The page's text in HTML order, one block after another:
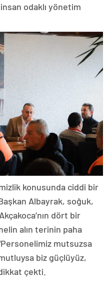
odaklı yönetim
konusunda ciddi bir
Albayrak, soğuk,
dört bir
alın terinin paha
mutsuzsa
biz güçlüyüz,
çekti.